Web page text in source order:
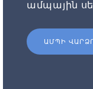
ամպային
ԱՄՊԻ